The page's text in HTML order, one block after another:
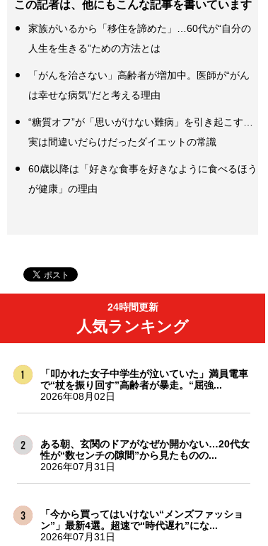
この記者は、他にもこんな記事を書いています
家族がいるから「移住を諦めた」…60代が“自分の
人生を生きる”ための方法とは
「がんを治さない」高齢者が増加中。医師が“がん
は幸せな病気”だと考える理由
“糖質オフ”が「思いがけない難病」を引き起こす…
実は間違いだらけだったダイエットの常識
60歳以降は「好きな食事を好きなように食べるほう
が健康」の理由
24時間更新
人気ランキング
「叩かれた女子中学生が泣いていた」満員電車
で“杖を振り回す”高齢者が暴走。“屈強...
2026年08月02日
ある朝、玄関のドアがなぜか開かない…20代女
性が“数センチの隙間”から見たものの...
2026年07月31日
「今から買ってはいけない“メンズファッショ
ン”」最新4選。超速で“時代遅れ”にな...
2026年07月31日